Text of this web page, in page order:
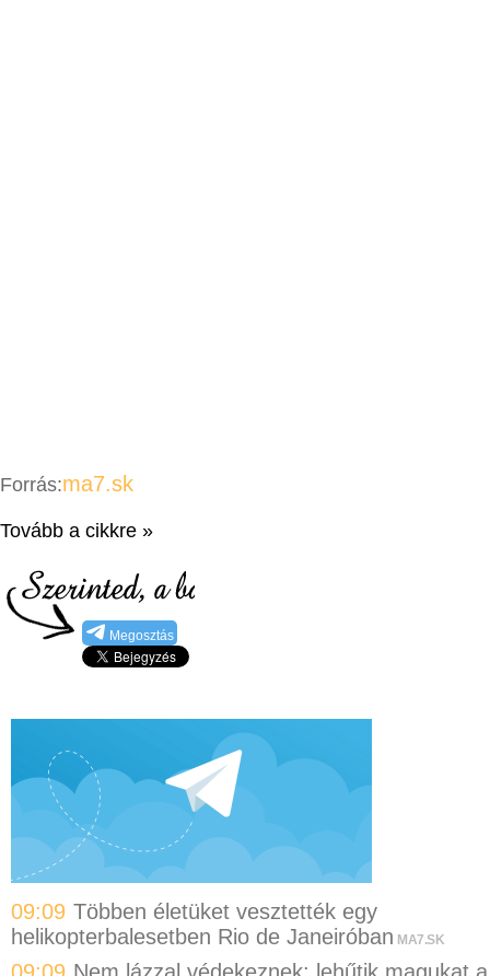
Forrás:ma7.sk
Tovább a cikkre »
Megosztás
09:09 Többen életüket vesztették egy
helikopterbalesetben Rio de Janeiróban MA7.SK